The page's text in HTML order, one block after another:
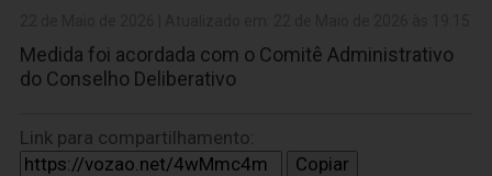
Medida foi acordada com o Comitê Administrativo
do Conselho Deliberativo
Link para compartilhamento:
Copiar